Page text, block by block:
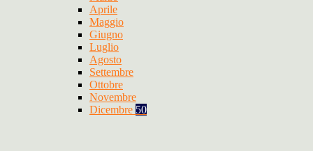
Aprile
Maggio
Giugno
Luglio
Agosto
Settembre
Ottobre
Novembre
Dicembre 50